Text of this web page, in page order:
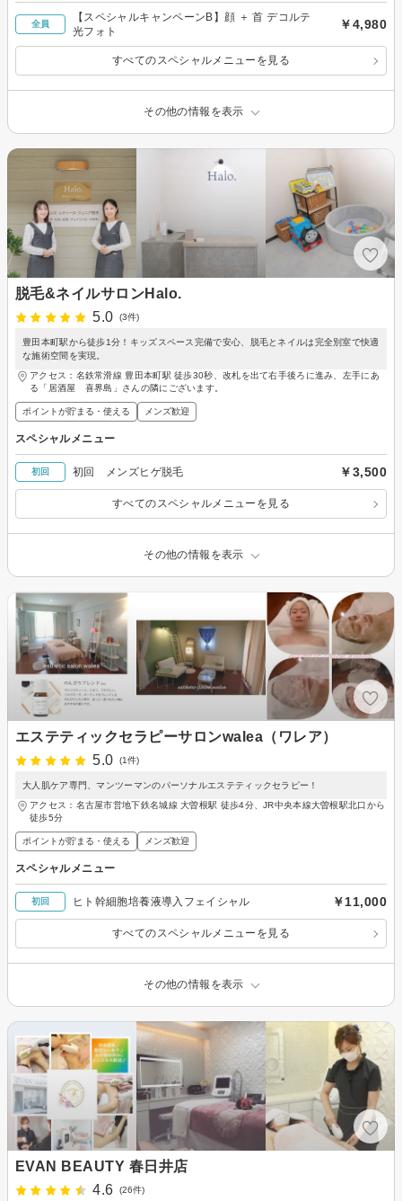
全員
【スペシャルキャンペーンB】顔 ＋ 首 デコルテ
光フォト
￥4,980
すべてのスペシャルメニューを見る
その他の情報を表示
脱毛&ネイルサロンHalo.
5.0
(3件)
豊田本町駅から徒歩1分！キッズスペース完備で安心、脱毛とネイルは完全別室で快適
な施術空間を実現。
アクセス：名鉄常滑線 豊田本町駅 徒歩30秒、改札を出て右手後ろに進み、左手にあ
る「居酒屋 喜界島」さんの隣にございます。
ポイントが貯まる・使える メンズ歓迎
スペシャルメニュー
初回 初回 メンズヒゲ脱毛 ￥3,500
すべてのスペシャルメニューを見る
その他の情報を表示
エステティックセラピーサロンwalea（ワレア）
5.0
(1件)
大人肌ケア専門、マンツーマンのパーソナルエステティックセラピー！
アクセス：名古屋市営地下鉄名城線 大曽根駅 徒歩4分、JR中央本線大曽根駅北口から
徒歩5分
ポイントが貯まる・使える メンズ歓迎
スペシャルメニュー
初回 ヒト幹細胞培養液導入フェイシャル ￥11,000
すべてのスペシャルメニューを見る
その他の情報を表示
EVAN BEAUTY 春日井店
4.6
(26件)